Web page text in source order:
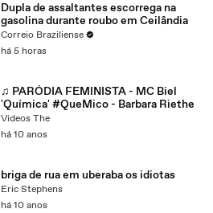
Dupla de assaltantes escorrega na
gasolina durante roubo em Ceilândia
Correio Braziliense
há 5 horas
♫ PARÓDIA FEMINISTA - MC Biel
'Química' #QueMico - Barbara Riethe
Videos The
há 10 anos
briga de rua em uberaba os idiotas
Eric Stephens
há 10 anos